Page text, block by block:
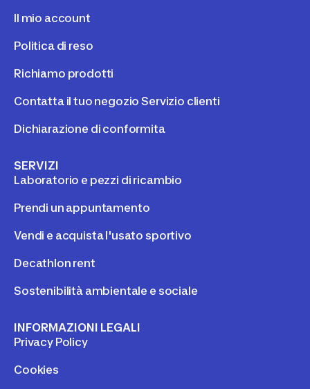
Il mio account
Politica di reso
Richiamo prodotti
Contatta il tuo negozio Servizio clienti
Dichiarazione di conformita
SERVIZI
Laboratorio e pezzi di ricambio
Prendi un appuntamento
Vendi e acquista l'usato sportivo
Decathlon rent
Sostenibilità ambientale e sociale
INFORMAZIONI LEGALI
Privacy Policy
Cookies